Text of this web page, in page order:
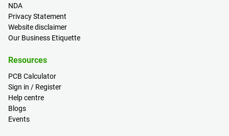
NDA
Privacy Statement
Website disclaimer
Our Business Etiquette
Resources
PCB Calculator
Sign in / Register
Help centre
Blogs
Events